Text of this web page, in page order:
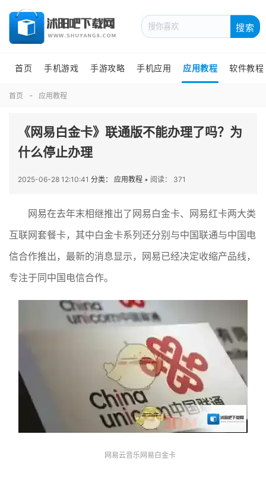
搜索
首页 手机游戏 手游攻略 手机应用 应用教程 软件教程
首页 应用教程
《网易白金卡》联通版不能办理了吗？为
什么停止办理
2025-06-28 12:10:41 分类： 应用教程 • 阅读： 371
网易在去年末相继推出了网易白金卡、网易红卡两大类
互联网套餐卡，其中白金卡系列还分别与中国联通与中国电
信合作推出，最新的消息显示，网易已经决定收缩产品线，
专注于同中国电信合作。
网易云音乐网易白金卡